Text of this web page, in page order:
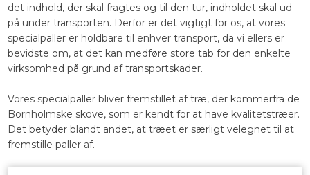
det indhold, der skal fragtes og til den tur, indholdet skal ud
på under transporten. Derfor er det vigtigt for os, at vores
specialpaller er holdbare til enhver transport, da vi ellers er
bevidste om, at det kan medføre store tab for den enkelte
virksomhed på grund af transportskader.
Vores specialpaller bliver fremstillet af træ, der kommerfra de
Bornholmske skove, som er kendt for at have kvalitetstræer.
Det betyder blandt andet, at træet er særligt velegnet til at
fremstille paller af.​